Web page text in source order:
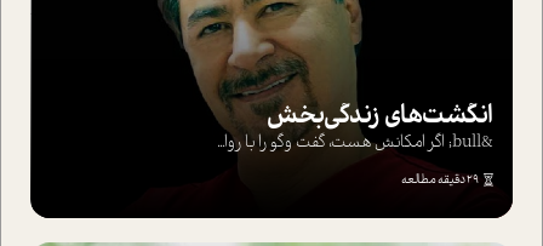
انگشت‌های‌ زندگی‌بخش
&bull; اگر امکانش هست، گفت وگو را با روا...
29 دقیقه مطالعه